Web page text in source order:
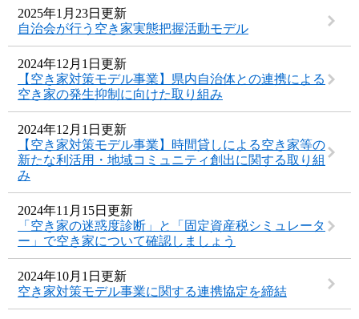
2025年1月23日更新
自治会が行う空き家実態把握活動モデル
2024年12月1日更新
【空き家対策モデル事業】県内自治体との連携による
空き家の発生抑制に向けた取り組み
2024年12月1日更新
【空き家対策モデル事業】時間貸しによる空き家等の
新たな利活用・地域コミュニティ創出に関する取り組
み
2024年11月15日更新
「空き家の迷惑度診断」と「固定資産税シミュレータ
ー」で空き家について確認しましょう
2024年10月1日更新
空き家対策モデル事業に関する連携協定を締結